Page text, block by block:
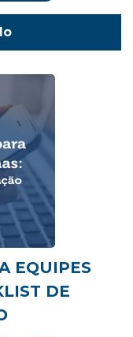
EQUIPES
DE